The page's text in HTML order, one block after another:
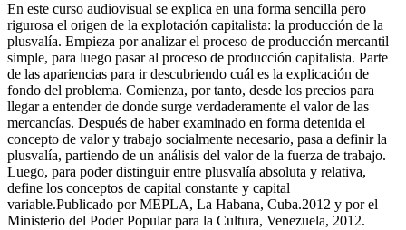
En este curso audiovisual se explica en una forma sencilla pero
rigurosa el origen de la explotación capitalista: la producción de la
plusvalía. Empieza por analizar el proceso de producción mercantil
simple, para luego pasar al proceso de producción capitalista. Parte
de las apariencias para ir descubriendo cuál es la explicación de
fondo del problema. Comienza, por tanto, desde los precios para
llegar a entender de donde surge verdaderamente el valor de las
mercancías. Después de haber examinado en forma detenida el
concepto de valor y trabajo socialmente necesario, pasa a definir la
plusvalía, partiendo de un análisis del valor de la fuerza de trabajo.
Luego, para poder distinguir entre plusvalía absoluta y relativa,
define los conceptos de capital constante y capital
variable.Publicado por MEPLA, La Habana, Cuba.2012 y por el
Ministerio del Poder Popular para la Cultura, Venezuela, 2012.